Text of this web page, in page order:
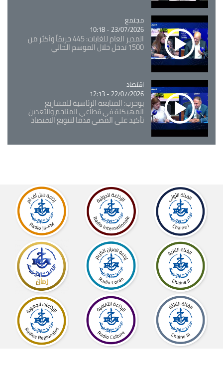
Catégorie
مجتمع
23/07/2026 - 10:18
المدير العام للغابات: 445 حريقاً وأكثر من
1500 تدخل خلال الموسم الحالي
Catégorie
اقتصاد
22/07/2026 - 12:13
بوحرب: المتابعة الرئاسية للمشاريع
المهيكلة في قطاعي المناجم والتعدين
تأكيد على المضي قدما لتنويع الاقتصاد